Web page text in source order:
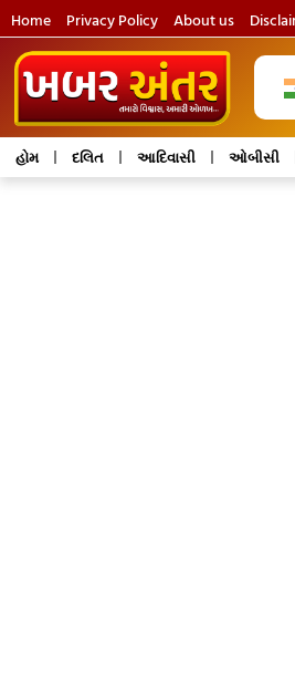
Home Privacy Policy About us
હોમ દલિત આદિવાસી ઓબીસી